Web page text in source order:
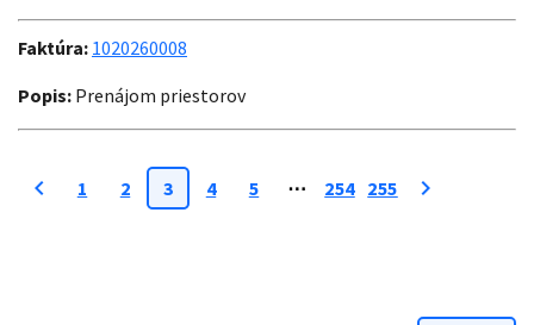
Faktúra: 1020260008
Popis: Prenájom priestorov
chevron_left 1 2 3 4 5 ⋯ 254 255 chevron_right